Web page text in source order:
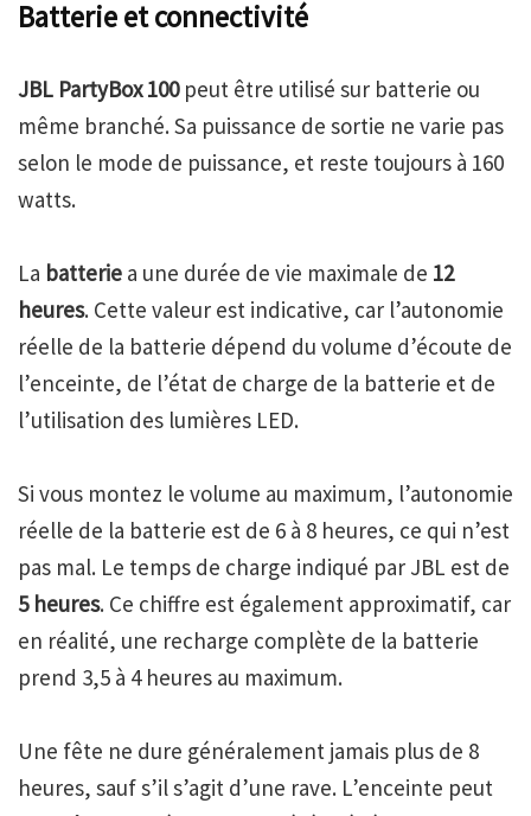
Batterie et connectivité
JBL PartyBox 100peut être utilisé sur batterie ou
même branché. Sa puissance de sortie ne varie pas
selon le mode de puissance, et reste toujours à 160
watts.
La batterie a une durée de vie maximale de 12
heures. Cette valeur est indicative, car l’autonomie
réelle de la batterie dépend du volume d’écoute de
l’enceinte, de l’état de charge de la batterie et de
l’utilisation des lumières LED.
Si vous montez le volume au maximum, l’autonomie
réelle de la batterie est de 6 à 8 heures, ce qui n’est
pas mal. Le temps de charge indiqué par JBL est de
5 heures. Ce chiffre est également approximatif, car
en réalité, une recharge complète de la batterie
prend 3,5 à 4 heures au maximum.
Une fête ne dure généralement jamais plus de 8
heures, sauf s’il s’agit d’une rave. L’enceinte peut